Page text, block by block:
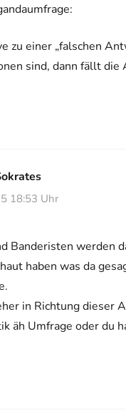
zu einer „falschen
sind, dann fällt die
18:53 Uhr
Banderisten werden
haben was da
in Richtung dieser
äh Umfrage oder du